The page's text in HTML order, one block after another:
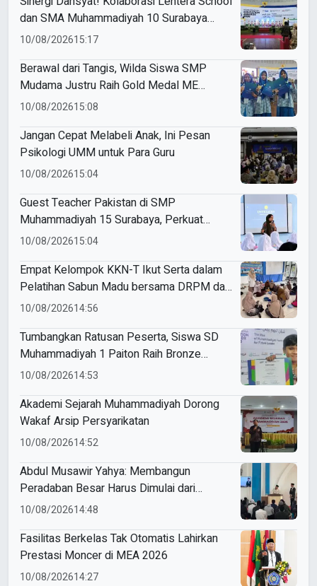
dan SMA Muhammadiyah 10 Surabaya
Guncang Pembukaan ME Awards 2026 di
10/08/202615:17
Berawal dari Tangis, Wilda Siswa SMP
Mudama Justru Raih Gold Medal ME
Awards 2026
10/08/202615:08
Jangan Cepat Melabeli Anak, Ini Pesan
Psikologi UMM untuk Para Guru
10/08/202615:04
Guest Teacher Pakistan di SMP
Muhammadiyah 15 Surabaya, Perkuat
Pembelajaran Matematika Berwawasan
10/08/202615:04
Empat Kelompok KKN-T Ikut Serta dalam
Pelatihan Sabun Madu bersama DRPM dan
PCM
10/08/202614:56
Tumbangkan Ratusan Peserta, Siswa SD
Muhammadiyah 1 Paiton Raih Bronze
Medal di MEA 2026
10/08/202614:53
Akademi Sejarah Muhammadiyah Dorong
Wakaf Arsip Persyarikatan
10/08/202614:52
Abdul Musawir Yahya: Membangun
Peradaban Besar Harus Dimulai dari
Penggemblengan Kualitas Individu
10/08/202614:48
Fasilitas Berkelas Tak Otomatis Lahirkan
Prestasi Moncer di MEA 2026
10/08/202614:27